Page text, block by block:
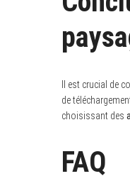
Il est crucial de
de
choisissant des
FAQ